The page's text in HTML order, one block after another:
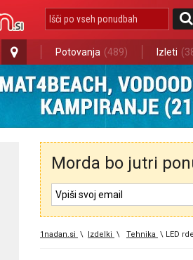
Potovanja (489) Izleti
Morda bo jutri
1nadan.si \ Izdelki \ Tehnika \ LED